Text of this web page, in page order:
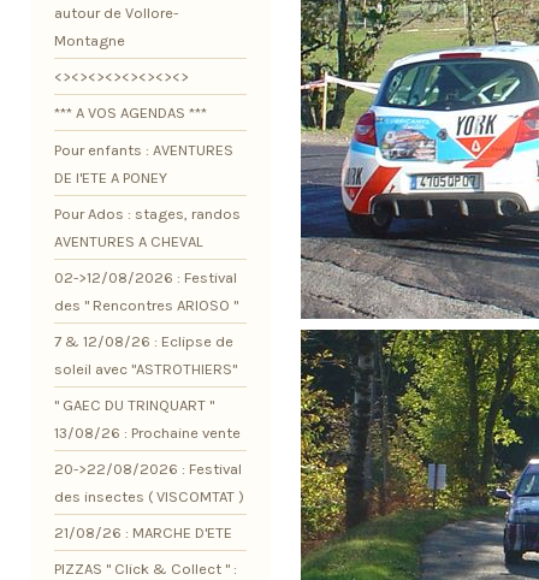
autour de Vollore-
Montagne
<><><><><><><><>
*** A VOS AGENDAS ***
Pour enfants : AVENTURES
DE l'ETE A PONEY
Pour Ados : stages, randos
AVENTURES A CHEVAL
02->12/08/2026 : Festival
des " Rencontres ARIOSO "
7 & 12/08/26 : Eclipse de
soleil avec "ASTROTHIERS"
" GAEC DU TRINQUART "
13/08/26 : Prochaine vente
20->22/08/2026 : Festival
des insectes ( VISCOMTAT )
21/08/26 : MARCHE D'ETE
PIZZAS " Click & Collect " :